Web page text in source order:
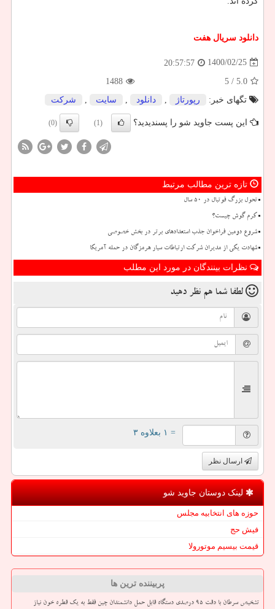
دانلود سریال هفت
1400/02/25
20:57:57
5.0
/ 5
1488
تگهای خبر:
رپورتاژ دانلود سایت شركت
این پست جاوید شو را پسندیدید؟ (1)
(0)
تازه ترین مطالب مرتبط
تحول بزرگ فوتبال در ۵۰ سال
کرم گوش چیست؟
شروع دومین فراخوان جذب استعدادهای برتر در بخش خصوصی
شهادت یکی از مدیران شرکت ارتباطات سیار هرمزگان در حمله آمریکا
نظرات بینندگان در مورد این مطلب
لطفا شما هم نظر دهید
= ۱ بعلاوه ۳
ارسال نظر
لینک دوستان جاوید شو
حوزه های انتخابیه مجلس
فیش حج
قیمت بیسیم موتورولا
پربیننده ترین ها
تشخیص سرطان با دقت ۹۵ درصدی دستگاه قابل حمل دانشمندان چین فقط به یک قطره خون نیاز